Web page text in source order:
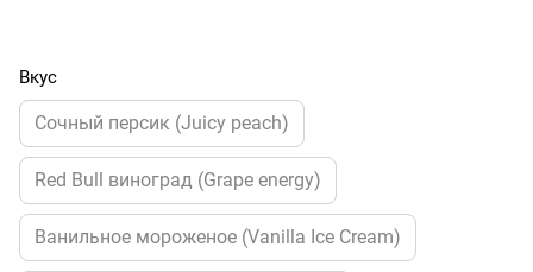
Вкус
Cочный персик (Juicy peach)
Red Bull виноград (Grape energy)
Ванильное мороженое (Vanilla Ice Cream)